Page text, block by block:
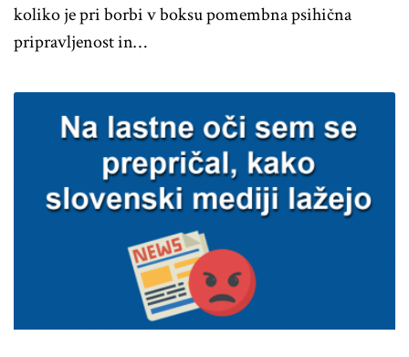
koliko je pri borbi v boksu pomembna psihična
pripravljenost in…